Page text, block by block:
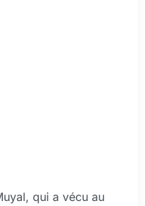
qui a vécu au